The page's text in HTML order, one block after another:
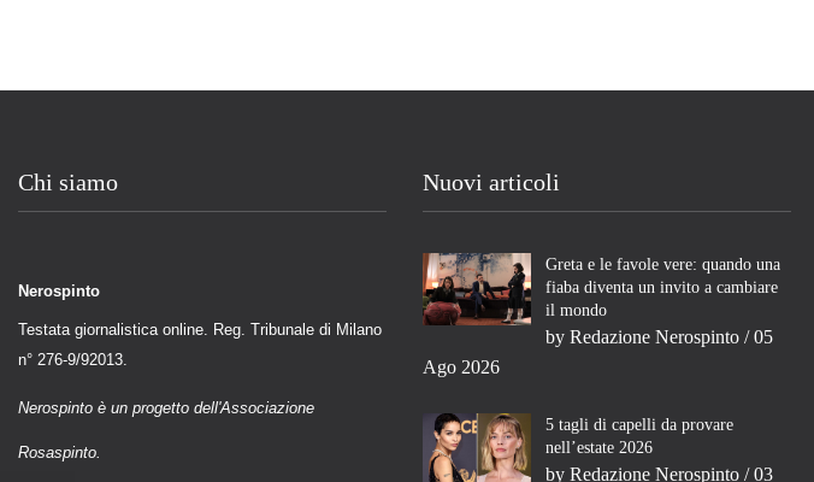
Chi siamo
Nerospinto
Testata giornalistica online. Reg. Tribunale di Milano
n° 276-9/92013.
Nerospinto è un progetto dell'Associazione
Rosaspinto.
Nuovi articoli
Greta e le favole vere: quando una
fiaba diventa un invito a cambiare
il mondo
by Redazione Nerospinto / 05
Ago 2026
5 tagli di capelli da provare
nell’estate 2026
by Redazione Nerospinto / 03